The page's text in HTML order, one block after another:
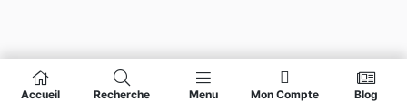
Accueil Recherche Menu Mon Compte Blog